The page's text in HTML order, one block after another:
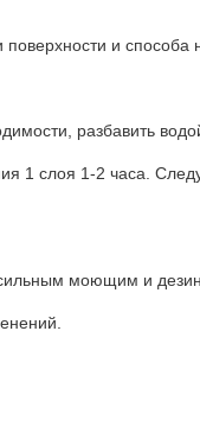
и способа
разбавить
1 слоя 1-2 часа.
сильным моющим и